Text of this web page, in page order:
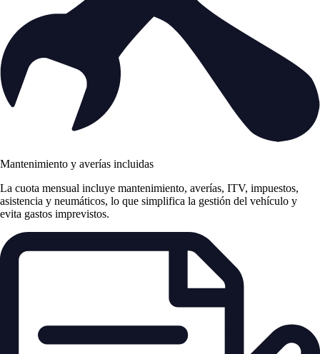
Mantenimiento y averías incluidas
La cuota mensual incluye mantenimiento, averías, ITV, impuestos,
asistencia y neumáticos, lo que simplifica la gestión del vehículo y
evita gastos imprevistos.